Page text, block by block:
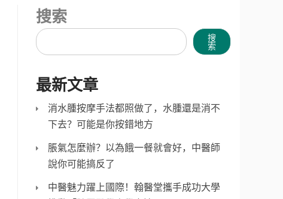
搜索
搜
索
最新文章
消水腫按摩手法都照做了，水腫還是消不
下去？可能是你按錯地方
脹氣怎麼辦？以為餓一餐就會好，中醫師
說你可能搞反了
中醫魅力躍上國際！翰醫堂攜手成功大學